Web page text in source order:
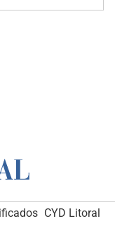
CYD Litoral